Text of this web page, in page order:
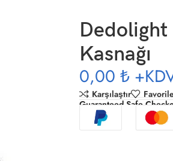
Dedolight
Kasnağı
0,00 ₺
Karşılaştır
Guaranteed Safe